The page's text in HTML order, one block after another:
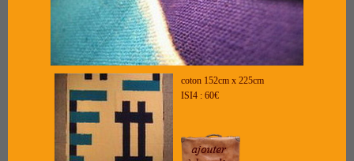
coton 152cm x 225cm
ISI4 : 60€